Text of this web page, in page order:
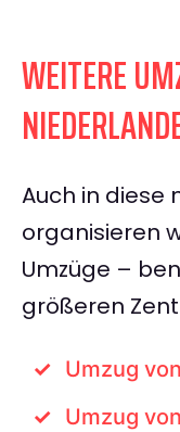
WEITERE
Auch in diese
organisieren
Umzüge –
größeren
Umzug
Umzug